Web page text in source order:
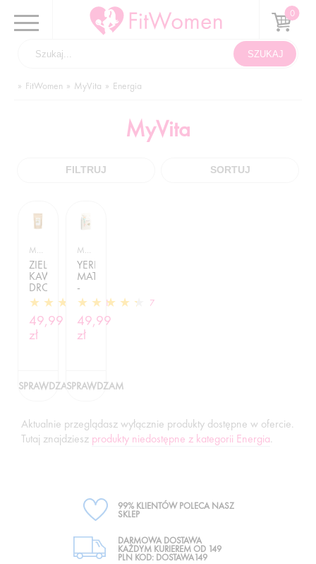
FitWomen MyVita Energia
MyVita
FILTRUJ SORTUJ
MYVITA / ENERGIA
ZIELONA
KAWA
DROBNO
MIELONA
-
250G
11
49,99
zł
SPRAWDZAM
MYVITA / ENERGIA
YERBA
MATE
-
250G
7
49,99
zł
SPRAWDZAM
Aktualnie przeglądasz wyłącznie produkty dostępne w ofercie.
Tutaj znajdziesz produkty niedostępne z kategorii Energia.
99% KLIENTÓW POLECA NASZ
SKLEP
DARMOWA DOSTAWA
KAŻDYM KURIEREM OD 149
PLN KOD: DOSTAWA149